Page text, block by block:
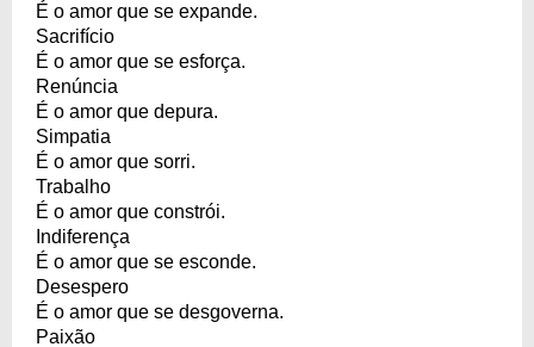
É o amor que se expande.
Sacrifício
É o amor que se esforça.
Renúncia
É o amor que depura.
Simpatia
É o amor que sorri.
Trabalho
É o amor que constrói.
Indiferença
É o amor que se esconde.
Desespero
É o amor que se desgoverna.
Paixão